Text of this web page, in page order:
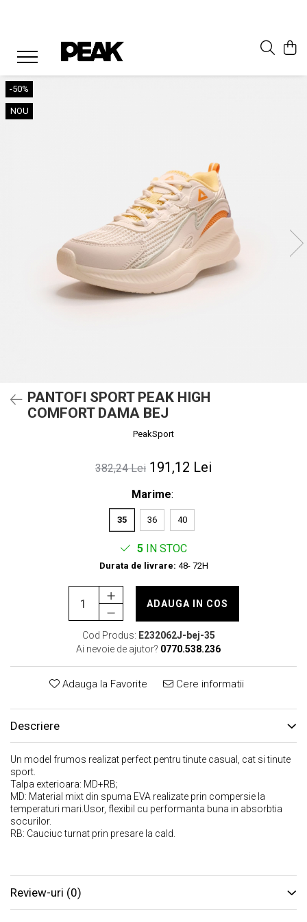
-50%
NOU
PANTOFI SPORT PEAK HIGH
COMFORT DAMA BEJ
PeakSport
382,24 Lei 191,12 Lei
Marime:
35 36 40
5 IN STOC
Durata de livrare: 48- 72H
ADAUGA IN COS
Cod Produs: E232062J-bej-35
Ai nevoie de ajutor? 0770.538.236
Adauga la Favorite Cere informatii
Descriere
Un model frumos realizat perfect pentru tinute casual, cat si tinute
sport.
Talpa exterioara: MD+RB;
MD: Material mixt din spuma EVA realizate prin compersie la
temperaturi mari.Usor, flexibil cu performanta buna in absorbtia
socurilor.
RB: Cauciuc turnat prin presare la cald.
Review-uri (0)